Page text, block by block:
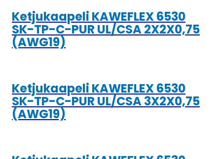
Ketjukaapeli KAWEFLEX 6530
SK-TP-C-PUR UL/CSA 2X2X0,75
(AWG19)
Ketjukaapeli KAWEFLEX 6530
SK-TP-C-PUR UL/CSA 3X2X0,75
(AWG19)